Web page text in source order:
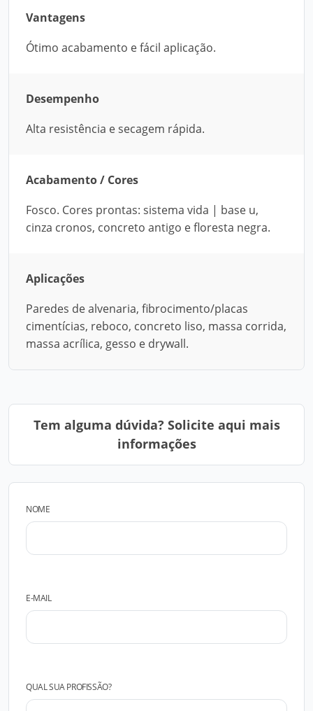
Vantagens
Ótimo acabamento e fácil aplicação.
Desempenho
Alta resistência e secagem rápida.
Acabamento / Cores
Fosco. Cores prontas: sistema vida | base u,
cinza cronos, concreto antigo e floresta negra.
Aplicações
Paredes de alvenaria, fibrocimento/placas
cimentícias, reboco, concreto liso, massa corrida,
massa acrílica, gesso e drywall.
Tem alguma dúvida? Solicite aqui mais
informações
NOME
E-MAIL
QUAL SUA PROFISSÃO?